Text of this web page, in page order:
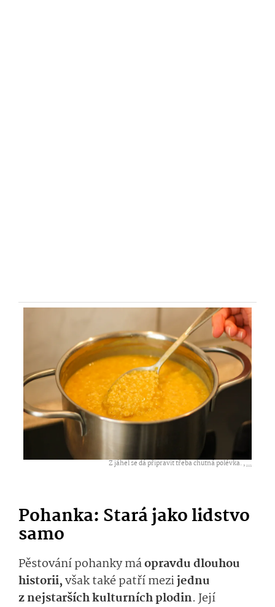
Z jáhel se dá připravit třeba chutná polévka. ,...
Pohanka: Stará jako lidstvo
samo
Pěstování pohanky máopravdu dlouhou
historii,však také patří mezijednu
z nejstarších kulturních plodin. Její